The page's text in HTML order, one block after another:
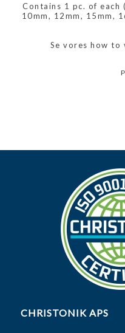
Contains 1 pc. of each
10mm, 12mm, 15mm,
Se vores how to
CHRISTONIK APS